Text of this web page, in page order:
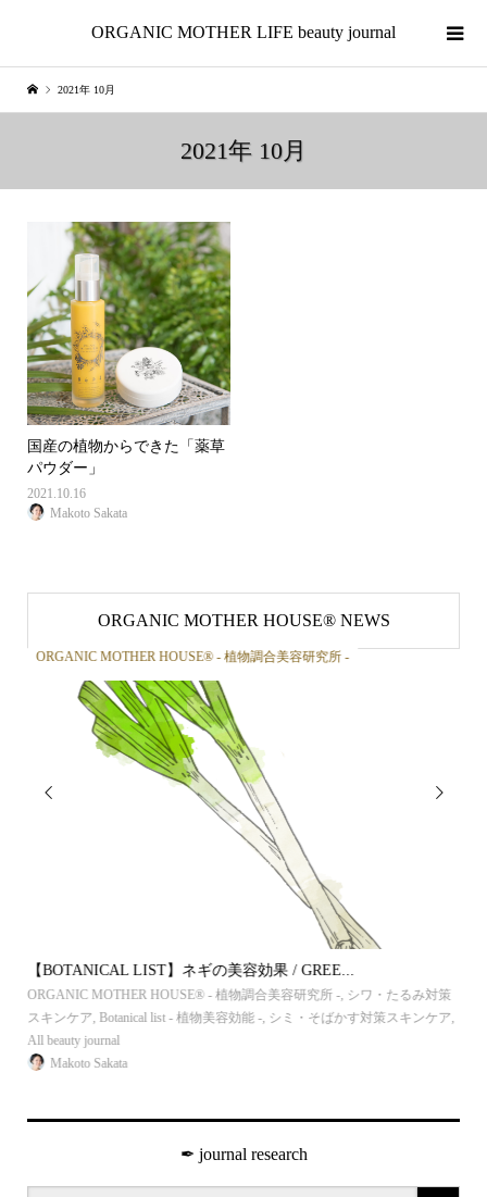
ORGANIC MOTHER LIFE beauty journal
2021年 10月
2021年 10月
国産の植物からできた「薬草
パウダー」
2021.10.16
Makoto Sakata
ORGANIC MOTHER HOUSE®︎ NEWS

【BOTANICAL LIST】ネギの美容効果 / GREE...
ORGANIC MOTHER HOUSE®︎ - 植物調合美容研究所 -, シワ・たるみ対策
スキンケア, Botanical list - 植物美容効能 -, シミ・そばかす対策スキンケア,
All beauty journal
Makoto Sakata
ORGANIC MOTHER HOUSE®︎ - 植物調合美容研究所 -

✒︎ journal research